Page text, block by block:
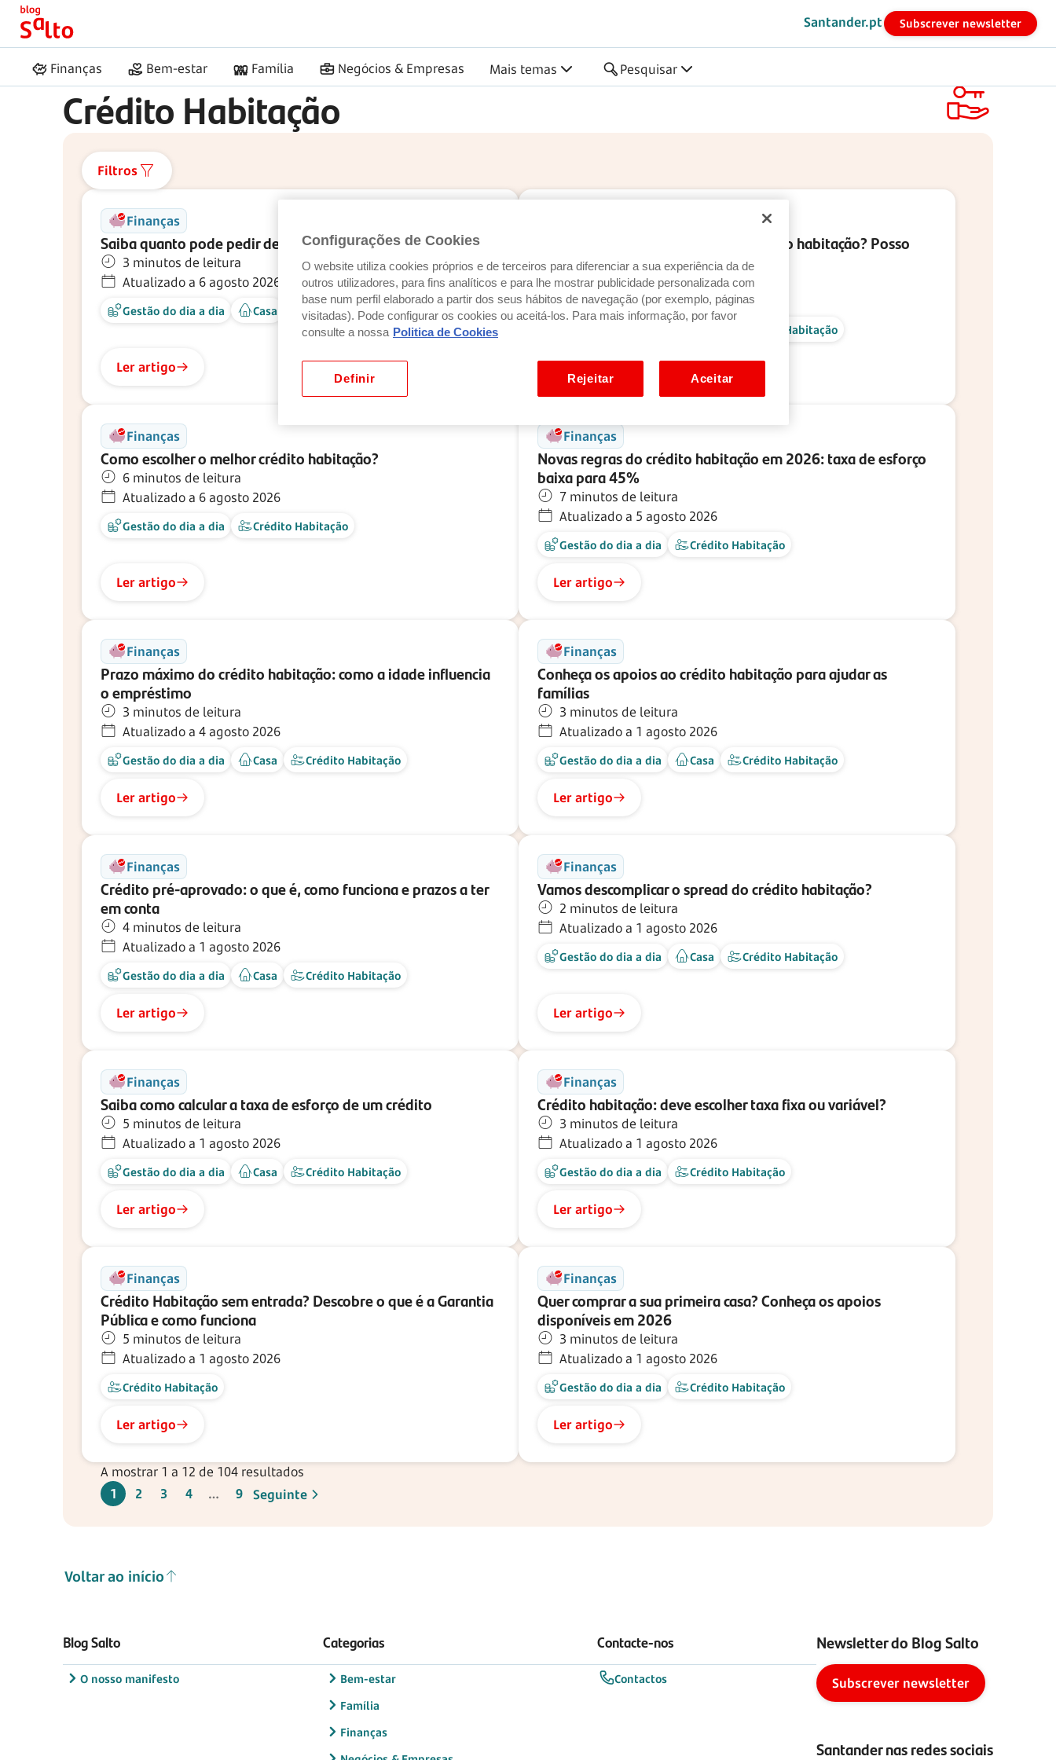
Santander.pt Subscrever newsletter
Finanças Bem-estar Família Negócios & Empresas Mais temas Pesquisar
Início
Crédito Habitação
Filtros
Finanças
Saiba quanto pode pedir de crédito à habitação
3 minutos de leitura
Atualizado a 6 agosto 2026
Gestão do dia a dia Casa Crédito Habitação
Ler artigo
Qual a idade máxima para pedir crédito habitação? Posso
comprar casa depois dos 50?
3 minutos de leitura
Atualizado a 6 agosto 2026
Crédito Habitação
Finanças
Como escolher o melhor crédito habitação?
6 minutos de leitura
Atualizado a 6 agosto 2026
Gestão do dia a dia Crédito Habitação
Ler artigo
Finanças
Novas regras do crédito habitação em 2026: taxa de esforço
baixa para 45%
7 minutos de leitura
Atualizado a 5 agosto 2026
Gestão do dia a dia Crédito Habitação
Ler artigo
Finanças
Prazo máximo do crédito habitação: como a idade influencia
o empréstimo
3 minutos de leitura
Atualizado a 4 agosto 2026
Gestão do dia a dia Casa Crédito Habitação
Ler artigo
Finanças
Conheça os apoios ao crédito habitação para ajudar as
famílias
3 minutos de leitura
Atualizado a 1 agosto 2026
Gestão do dia a dia Casa Crédito Habitação
Ler artigo
Finanças
Crédito pré-aprovado:o que é, como funciona e prazos a ter
em conta
4 minutos de leitura
Atualizado a 1 agosto 2026
Gestão do dia a dia Casa Crédito Habitação
Ler artigo
Finanças
Vamos descomplicar o spread do crédito habitação?
2 minutos de leitura
Atualizado a 1 agosto 2026
Gestão do dia a dia Casa Crédito Habitação
Ler artigo
Finanças
Saiba como calcular a taxa de esforço de um crédito
5 minutos de leitura
Atualizado a 1 agosto 2026
Gestão do dia a dia Casa Crédito Habitação
Ler artigo
Finanças
Crédito habitação: deve escolher taxa fixa ou variável?
3 minutos de leitura
Atualizado a 1 agosto 2026
Gestão do dia a dia Crédito Habitação
Ler artigo
Finanças
Crédito Habitação sem entrada? Descobre o que é a Garantia
Pública e como funciona
5 minutos de leitura
Atualizado a 1 agosto 2026
Crédito Habitação
Ler artigo
Finanças
Quer comprar a sua primeira casa? Conheça os apoios
disponíveis em 2026
3 minutos de leitura
Atualizado a 1 agosto 2026
Gestão do dia a dia Crédito Habitação
Ler artigo
A mostrar 1 a 12 de 104 resultados
1
2 3 4 9 Seguinte
Voltar ao início
Blog Salto
O nosso manifesto
Categorias
Bem-estar
Família
Finanças
Contacte-nos
Contactos
Newsletter do Blog Salto
Subscrever newsletter
Santander nas redes sociais
Configurações de Cookies
O website utiliza cookies próprios e de terceiros para diferenciar a sua experiência da de
outros utilizadores, para fins analíticos e para lhe mostrar publicidade personalizada com
base num perfil elaborado a partir dos seus hábitos de navegação (por exemplo, páginas
visitadas). Pode configurar os cookies ou aceitá-los. Para mais informação, por favor
consulte a nossa Politica de Cookies
Definir Rejeitar Aceitar